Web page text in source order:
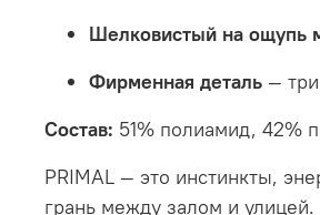
Шелковистый на ощупь
Фирменная деталь —
Состав: 51% полиамид, 42%
PRIMAL — это инстинкты,
грань между залом и улицей.